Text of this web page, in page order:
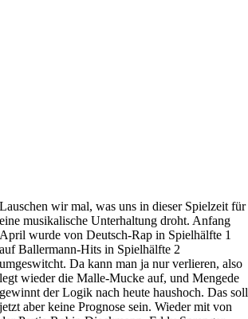
Lauschen wir mal, was uns in dieser Spielzeit für
eine musikalische Unterhaltung droht. Anfang
April wurde von Deutsch-Rap in Spielhälfte 1
auf Ballermann-Hits in Spielhälfte 2
umgeswitcht. Da kann man ja nur verlieren, also
legt wieder die Malle-Mucke auf, und Mengede
gewinnt der Logik nach heute haushoch. Das soll
jetzt aber keine Prognose sein. Wieder mit von